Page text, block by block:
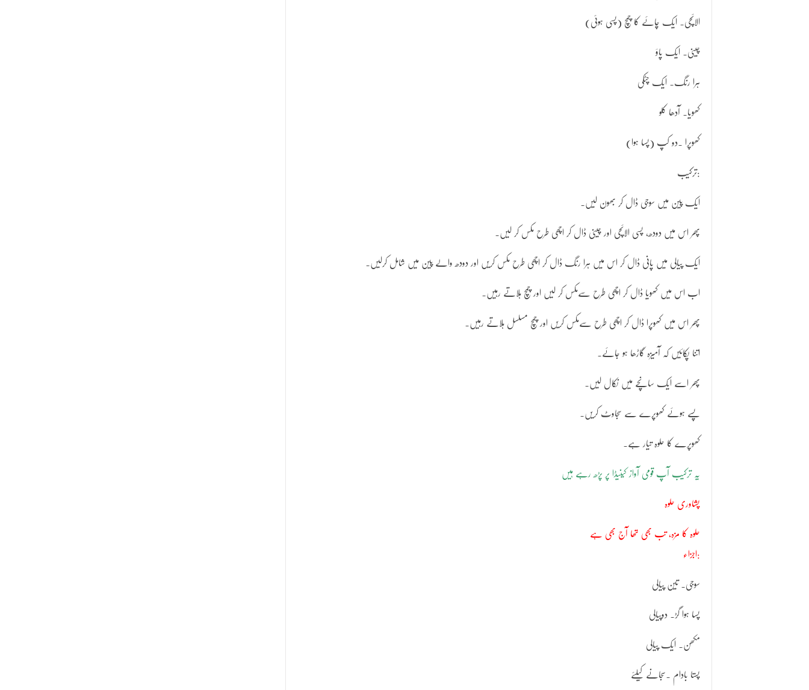
الائچی۔ ایک چائے کا چمچ (پسی ہوئی)
چینی۔ ایک پاؤ
ہرا رنگ۔ ایک چٹکی
کھویا۔ آدھا کلو
کھوپرا ۔دو کپ (پسا ہوا)
ترکیب:
ایک پین میں سوجی ڈال کر بھون لیں۔
پھر اس میں دودھ، پسی الائچی اور چینی ڈال کر اچھی طرح مکس کر لیں۔
ایک پیالی میں پانی ڈال کر اس میں ہرا رنگ ڈال کر اچھی طرح مکس کریں اور دودھ والے پین میں شامل کرلیں۔
اب اس میں کھویا ڈال کر اچھی طرح سےمکس کر لیں اور چمچ ہلاتے رہیں۔
پھر اس میں کھوپرا ڈال کر اچھی طرح سےمکس کریں اور چمچ مسلسل ہلاتے رہیں۔
اتنا پکائیں کہ آمیزہ گاڑھا ہو جائے۔
پھر اسے ایک سانچے میں نکال لیں۔
پسے ہوئے کھوپرے سے سجاوٹ کریں۔
کھوپرے کا حلوہ تیار ہے۔
یہ ترکیب آپ قومی آواز کینیڈا پر پڑھ رہے ہیں
پشاوری حلوہ
حلوہ کا مزہ، تب بھی تھا آج بھی ہے
اجزاء:
سوجی۔ تین پیالی
پسا ہوا گڑ۔ دوپیالی
مکھن۔ ایک پیالی
پستا بادام ۔سجانے کیلئے